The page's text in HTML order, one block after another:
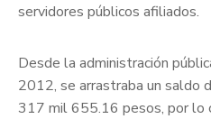
servidores públicos afiliados.
Desde la administración
2012, se arrastraba un saldo
317 mil 655.16 pesos, por lo